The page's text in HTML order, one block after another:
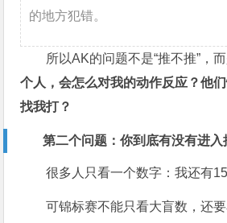
的地方犯错。
所以AK的问题不是“推不推”，而
个人，会怎么对我的动作反应？他
找我打？
第二个问题：你到底有没有进入
很多人只看一个数字：我还有
可锦标赛不能只看大盲数，还